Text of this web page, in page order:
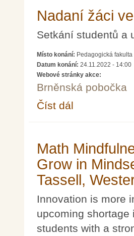
Nadaní žáci
Setkání studentů a
Místo konání: Pedagogická
Datum konání: 24.11.2022 - 14:00
Webové stránky akce:
Brněnská pobočka
Číst dál
Math
Grow in
Tassell,
Innovation is more
upcoming shortage
students with a